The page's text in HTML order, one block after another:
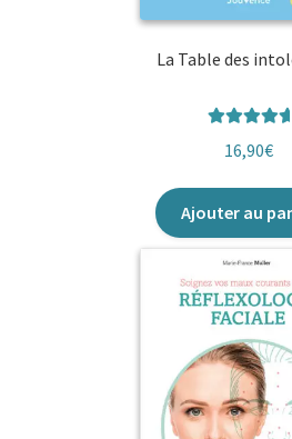
La Table des
sur 5
16,90€
Ajouter au